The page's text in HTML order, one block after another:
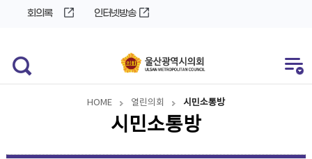
회의록 인터넷방송
HOME 열린의회 시민소통방
시민소통방